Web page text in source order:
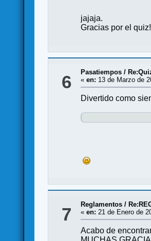
jajaja.
Gracias por el
6 Pasatiempos /
«en: 13 de Marzo de
Divertido como
7 Reglamentos /
«en: 21 de Enero de
Acabo de